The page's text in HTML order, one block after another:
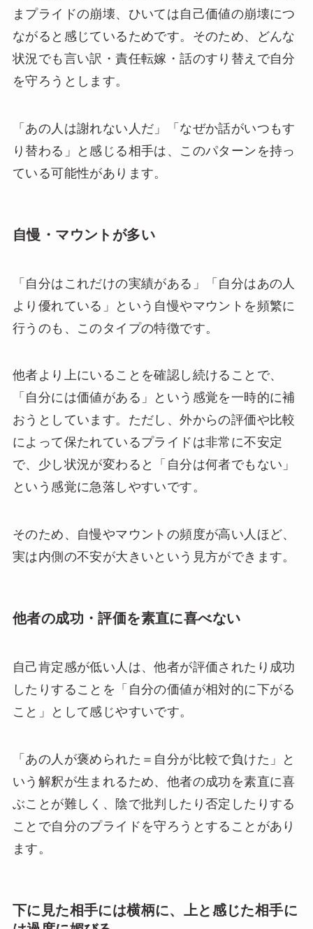
まプライドの崩壊、ひいては自己価値の崩壊につ
ながると感じているためです。そのため、どんな
状況でも言い訳・責任転嫁・話のすり替えで自分
を守ろうとします。
「あの人は謝れない人だ」「なぜか話がいつもす
り替わる」と感じる相手は、このパターンを持っ
ている可能性があります。
自慢・マウントが多い
「自分はこれだけの実績がある」「自分はあの人
より優れている」という自慢やマウントを頻繁に
行うのも、このタイプの特徴です。
他者より上にいることを確認し続けることで、
「自分には価値がある」という感覚を一時的に補
おうとしています。ただし、外からの評価や比較
によって保たれているプライドは非常に不安定
で、少し状況が変わると「自分は何者でもない」
という感覚に急落しやすいです。
そのため、自慢やマウントの頻度が高い人ほど、
実は内側の不安が大きいという見方ができます。
他者の成功・評価を素直に喜べない
自己肯定感が低い人は、他者が評価されたり成功
したりすることを「自分の価値が相対的に下がる
こと」として感じやすいです。
「あの人が褒められた＝自分が比較で負けた」と
いう解釈が生まれるため、他者の成功を素直に喜
ぶことが難しく、陰で批判したり否定したりする
ことで自分のプライドを守ろうとすることがあり
ます。
下に見た相手には横柄に、上と感じた相手に